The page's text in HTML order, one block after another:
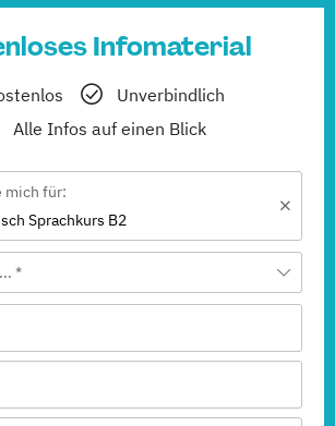
Infomaterial
Unverbindlich
Alle Infos auf einen Blick
mich für:
Sprachkurs B2
*